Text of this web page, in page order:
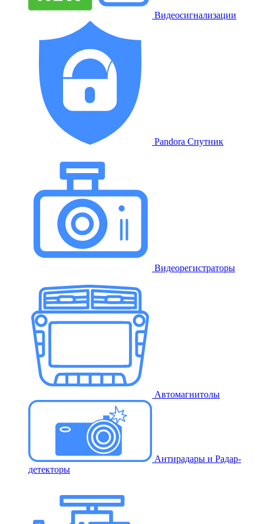
Видеосигнализации
Pandora Спутник
Видеорегистраторы
Автомагнитолы
Антирадары и Радар-
детекторы